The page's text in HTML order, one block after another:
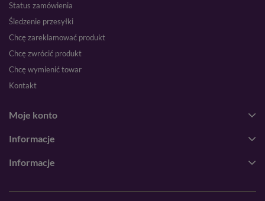
Status zamówienia
Śledzenie przesyłki
Chcę zareklamować produkt
Chcę zwrócić produkt
Chcę wymienić towar
Kontakt
Moje konto
Informacje
Informacje